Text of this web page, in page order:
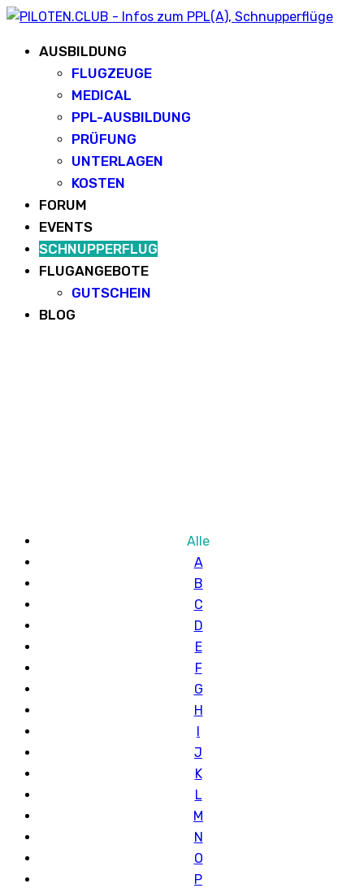
AUSBILDUNG
FLUGZEUGE
MEDICAL
PPL-AUSBILDUNG
PRÜFUNG
UNTERLAGEN
KOSTEN
FORUM
EVENTS
SCHNUPPERFLUG
FLUGANGEBOTE
GUTSCHEIN
BLOG
Alle
A
B
C
D
E
F
G
H
I
J
K
L
M
N
O
P